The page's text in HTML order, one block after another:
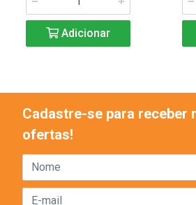
Adicionar
Cadastre-se para receber
ofertas!